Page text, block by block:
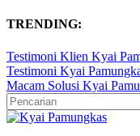
TRENDING:
Testimoni Klien Kyai
Testimoni Kyai
Macam Solusi Kyai